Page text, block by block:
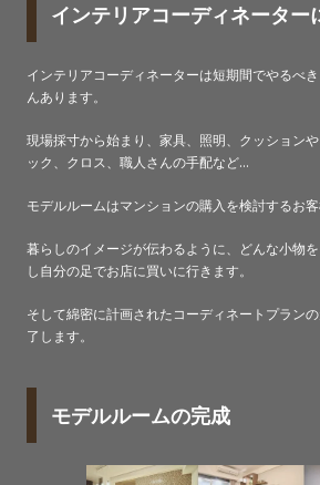
インテリアコーディネーター
インテリアコーディネーターは短期間でやるべ
んあります。
現場採寸から始まり、家具、照明、クッション
ック、クロス、職人さんの手配など…
モデルルームはマンションの購入を検討するお客
暮らしのイメージが伝わるように、どんな小物
し自分の足でお店に買いに行きます。
そして綿密に計画されたコーディネートプラン
了します。
モデルルームの完成